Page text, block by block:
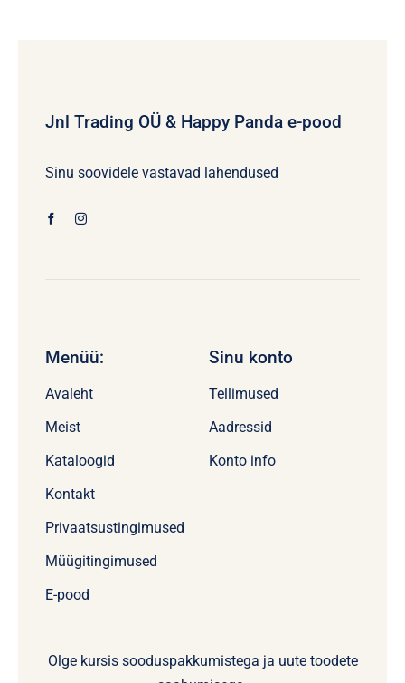
Jnl Trading OÜ & Happy Panda e-pood
Sinu soovidele vastavad lahendused
Menüü:
Avaleht
Meist
Kataloogid
Kontakt
Privaatsustingimused
Müügitingimused
E-pood
Sinu konto
Tellimused
Aadressid
Konto info
Olge kursis sooduspakkumistega ja uute toodete